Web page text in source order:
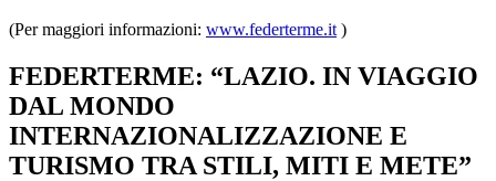
(Per maggiori informazioni: www.federterme.it )
FEDERTERME: “LAZIO. IN VIAGGIO
DAL MONDO
INTERNAZIONALIZZAZIONE E
TURISMO TRA STILI, MITI E METE”